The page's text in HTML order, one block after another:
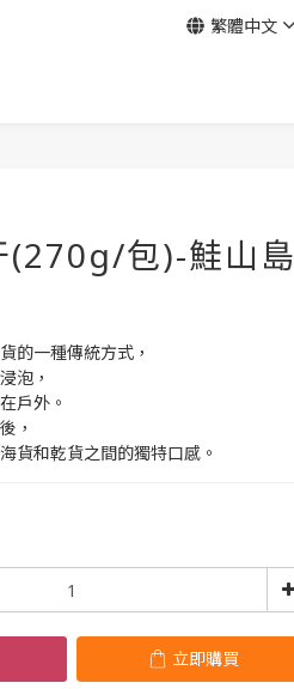
繁體中文
(270g/包)-鮭山島
的一種傳統方式，
泡，
戶外。
，
貨和乾貨之間的獨特口感。
立即購買